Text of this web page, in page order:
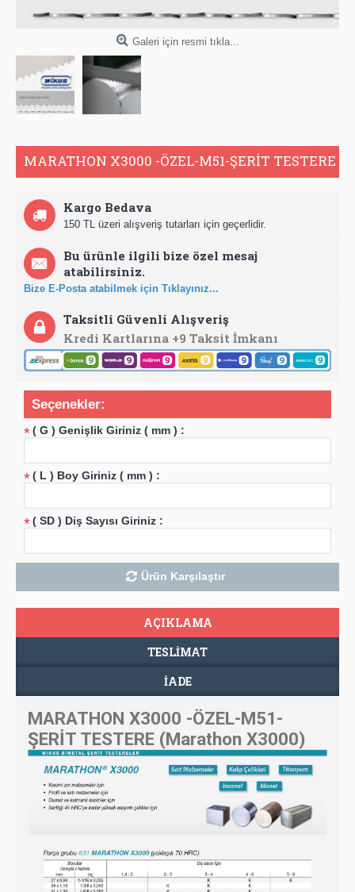
Galeri için resmi tıkla...
MARATHON X3000 -ÖZEL-M51-ŞERİT TESTERE
Kargo Bedava
150 TL üzeri alışveriş tutarları için geçerlidir.
Bu ürünle ilgili bize özel mesaj
atabilirsiniz.
Bize E-Posta atabilmek için Tıklayınız...
Taksitli Güvenli Alışveriş
Kredi Kartlarına +9 Taksit İmkanı
Seçenekler:
*( G ) Genişlik Giriniz ( mm ) :
*( L ) Boy Giriniz ( mm ) :
*( SD ) Diş Sayısı Giriniz :
Ürün Karşılaştır
AÇIKLAMA
TESLIMAT
İADE
MARATHON X3000 -ÖZEL-M51-
ŞERİT TESTERE (Marathon X3000)